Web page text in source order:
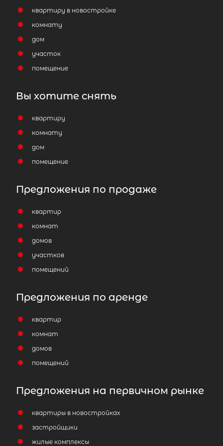
квартиру в новостройке
комнату
дом
участок
помещение
Вы хотите снять
квартиру
комнату
дом
помещение
Предложения по продаже
квартир
комнат
домов
участков
помещений
Предложения по аренде
квартир
комнат
домов
помещений
Предложения на первичном рынке
квартиры в новостройках
застройщики
жилые комплексы